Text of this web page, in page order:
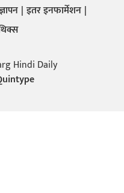
इतर इनफार्मेशन
Hindi Daily